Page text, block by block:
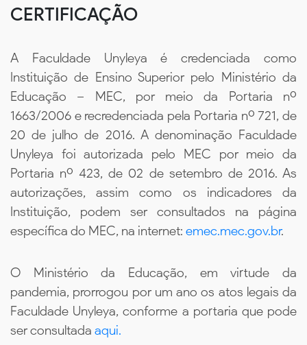
CERTIFICAÇÃO
A Faculdade Unyleya é credenciada como
Instituição de Ensino Superior pelo Ministério da
Educação – MEC, por meio da Portaria nº
1663/2006 e recredenciada pela Portaria nº 721, de
20 de julho de 2016. A denominação Faculdade
Unyleya foi autorizada pelo MEC por meio da
Portaria nº 423, de 02 de setembro de 2016. As
autorizações, assim como os indicadores da
Instituição, podem ser consultados na página
específica do MEC, na internet: emec.mec.gov.br.
O Ministério da Educação, em virtude da
pandemia, prorrogou por um ano os atos legais da
Faculdade Unyleya, conforme a portaria que pode
ser consultada aqui.